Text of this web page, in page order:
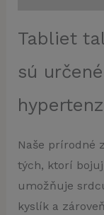
Tabliet
sú
Naše prírodné
tých, ktorí
umožňuje
kyslík a